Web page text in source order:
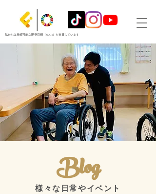
私たちは持続可能な開発目標（SDGs）を支援しています
Blog
様々な日常やイベント